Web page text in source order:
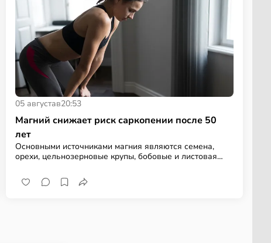
05 августав20:53
Магний снижает риск саркопении после 50
лет
Основными источниками магния являются семена,
орехи, цельнозерновые крупы, бобовые и листовая